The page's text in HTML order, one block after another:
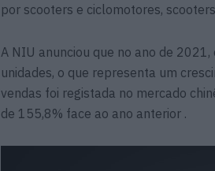
por scooters e ciclomotores,
A NIU anunciou que no ano de
unidades, o que representa um
vendas foi registada no mercado
de 155,8% face ao ano anterior .